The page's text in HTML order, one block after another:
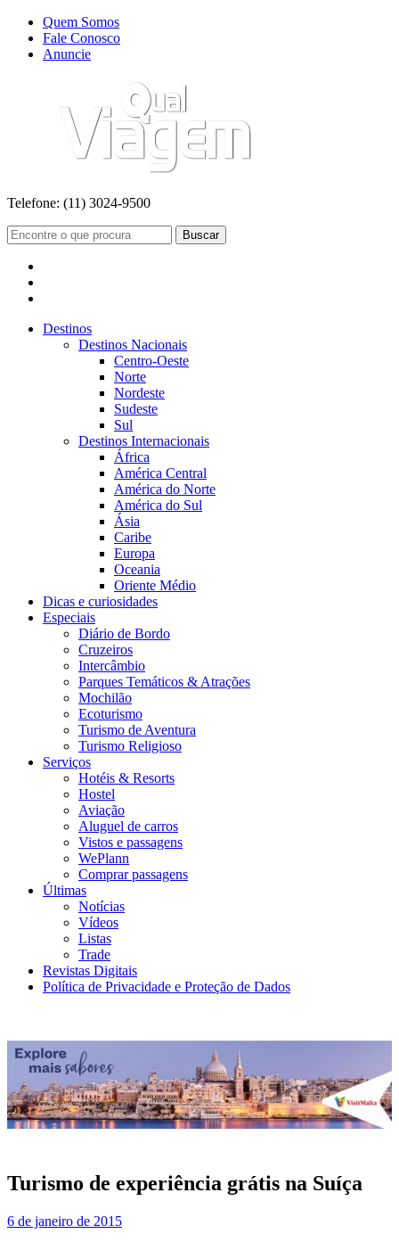
Quem Somos
Fale Conosco
Anuncie
Telefone: (11) 3024-9500
Buscar
Destinos
Destinos Nacionais
Centro-Oeste
Norte
Nordeste
Sudeste
Sul
Destinos Internacionais
África
América Central
América do Norte
América do Sul
Ásia
Caribe
Europa
Oceania
Oriente Médio
Dicas e curiosidades
Especiais
Diário de Bordo
Cruzeiros
Intercâmbio
Parques Temáticos & Atrações
Mochilão
Ecoturismo
Turismo de Aventura
Turismo Religioso
Serviços
Hotéis & Resorts
Hostel
Aviação
Aluguel de carros
Vistos e passagens
WePlann
Comprar passagens
Últimas
Notícias
Vídeos
Listas
Trade
Revistas Digitais
Política de Privacidade e Proteção de Dados
Turismo de experiência grátis na Suíça
6 de janeiro de 2015